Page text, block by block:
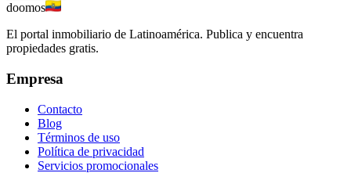
doomos
El portal inmobiliario de Latinoamérica. Publica y encuentra
propiedades gratis.
Empresa
Contacto
Blog
Términos de uso
Política de privacidad
Servicios promocionales